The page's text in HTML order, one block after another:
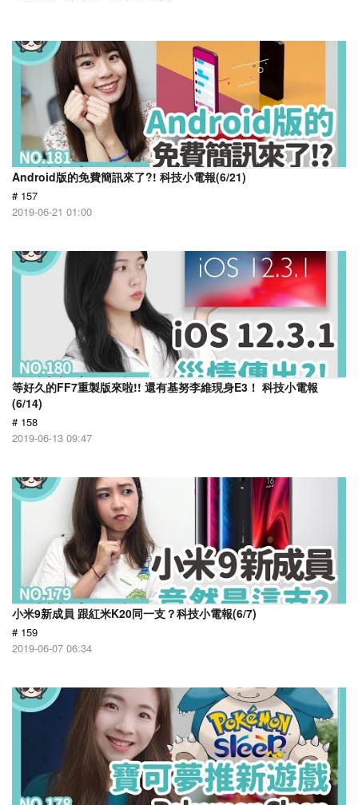
Android版的免費簡訊來了?! 科技小電報(6/21)
# 157
2019-06-21 01:00
等好久的FF7重製版來啦!! 還有基努李維現身E3！ 科技小電報
(6/14)
# 158
2019-06-13 09:47
小米9新成員 跟紅米K20同一支？科技小電報(6/7)
# 159
2019-06-07 06:34